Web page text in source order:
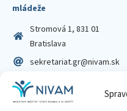
mládeže
Stromová 1, 831 01
Bratislava
sekretariat.gr@nivam.sk
IČO: 00164348
DIČ: 2020798714